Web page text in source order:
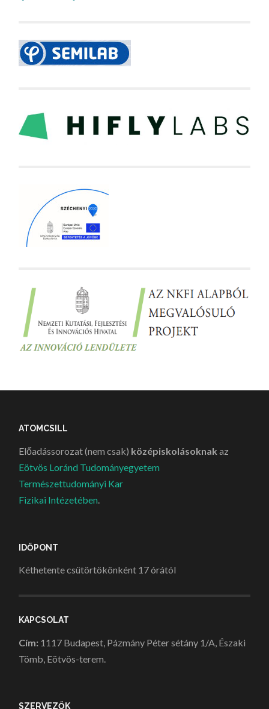
ATOMCSILL
Előadássorozat (nem csak) középiskolásoknak az
Eötvös Loránd Tudományegyetem
Természettudományi Kar
Fizikai Intézetében.
IDŐPONT
Kéthetente csütörtökönként 17 órától
KAPCSOLAT
Cím: 1117 Budapest, Pázmány Péter sétány 1/A, Északi
Tömb, Eötvös-terem.
SZERVEZŐK